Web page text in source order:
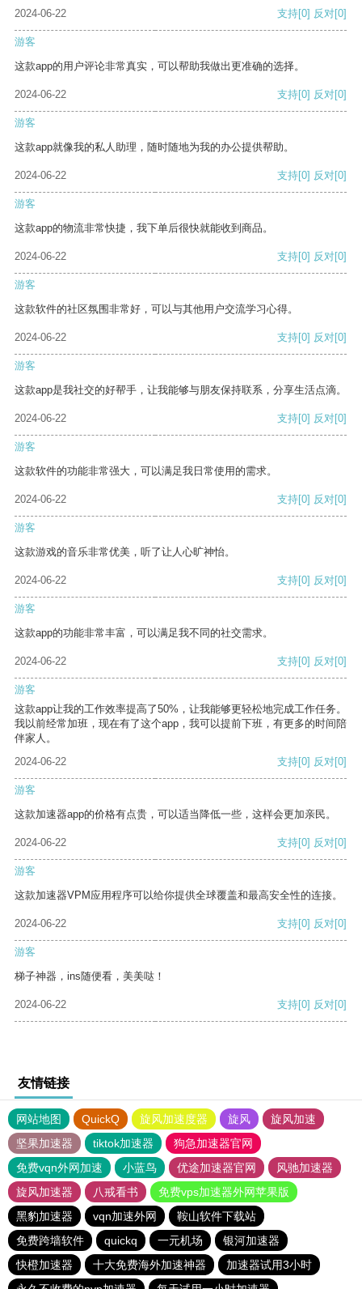
2024-06-22
支持[0] 反对[0]
游客
这款app的用户评论非常真实，可以帮助我做出更准确的选择。
2024-06-22 支持[0] 反对[0]
游客
这款app就像我的私人助理，随时随地为我的办公提供帮助。
2024-06-22 支持[0] 反对[0]
游客
这款app的物流非常快捷，我下单后很快就能收到商品。
2024-06-22 支持[0] 反对[0]
游客
这款软件的社区氛围非常好，可以与其他用户交流学习心得。
2024-06-22 支持[0] 反对[0]
游客
这款app是我社交的好帮手，让我能够与朋友保持联系，分享生活点滴。
2024-06-22 支持[0] 反对[0]
游客
这款软件的功能非常强大，可以满足我日常使用的需求。
2024-06-22 支持[0] 反对[0]
游客
这款游戏的音乐非常优美，听了让人心旷神怡。
2024-06-22 支持[0] 反对[0]
游客
这款app的功能非常丰富，可以满足我不同的社交需求。
2024-06-22 支持[0] 反对[0]
游客
这款app让我的工作效率提高了50%，让我能够更轻松地完成工作任务。
我以前经常加班，现在有了这个app，我可以提前下班，有更多的时间陪
伴家人。
2024-06-22
支持[0] 反对[0]
游客
这款加速器app的价格有点贵，可以适当降低一些，这样会更加亲民。
2024-06-22 支持[0] 反对[0]
游客
这款加速器VPM应用程序可以给你提供全球覆盖和最高安全性的连接。
2024-06-22 支持[0] 反对[0]
游客
梯子神器，ins随便看，美美哒！
2024-06-22 支持[0] 反对[0]
友情链接
网站地图 QuickQ 旋风加速度器 旋风
旋风加速
坚果加速器
tiktok加速器
狗急加速器官网
免费vqn外网加速
小蓝鸟 优途加速器官网
风驰加速器
旋风加速器
八戒看书
免费vps加速器外网苹果版
黑豹加速器
vqn加速外网
鞍山软件下载站
免费跨墙软件
quickq 一元机场
银河加速器
快橙加速器
十大免费海外加速神器
加速器试用3小时